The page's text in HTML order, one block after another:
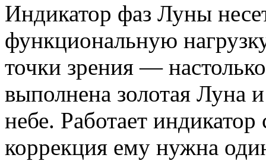
Индикатор фаз Луны
функциональную
точки зрения —
выполнена золотая Луна
небе. Работает
коррекция ему нужна